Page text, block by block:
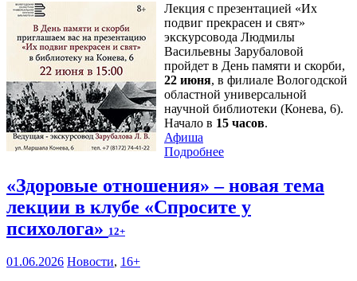
Лекция с презентацией «Их
подвиг прекрасен и свят»
экскурсовода Людмилы
Васильевны Зарубаловой
пройдет в День памяти и скорби,
22 июня, в филиале Вологодской
областной универсальной
научной библиотеки (Конева, 6).
Начало в 15 часов.
Афиша
Подробнее
«Здоровые отношения» – новая тема
лекции в клубе «Спросите у
психолога» 12+
01.06.2026 Новости, 16+